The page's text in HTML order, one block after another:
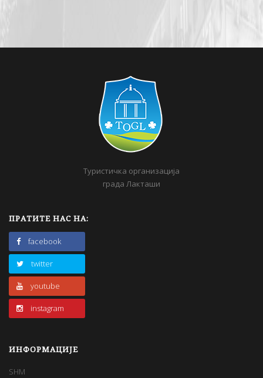
Туристичка организација
града Лакташи
ПРАТИТЕ НАС НА:
facebook
twitter
youtube
instagram
ИНФОРМАЦИЈЕ
SHM